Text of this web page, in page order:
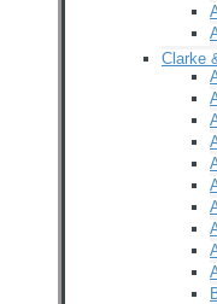
Clarke